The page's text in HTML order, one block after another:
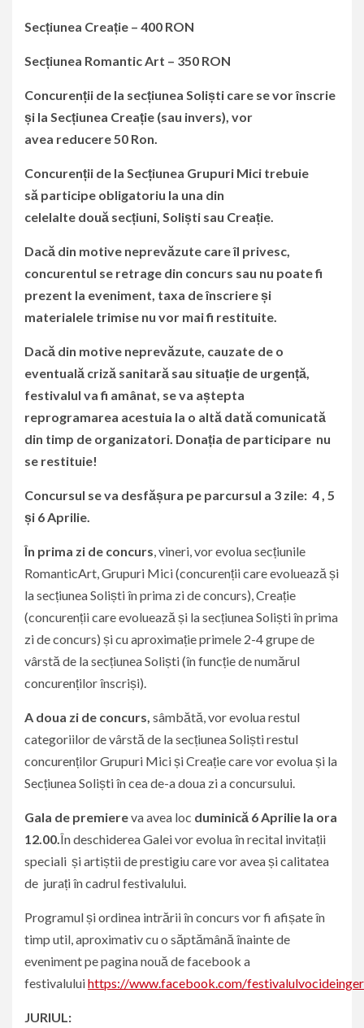
Secțiunea Creație – 400 RON
Secțiunea Romantic Art – 350 RON
Concurenții de la secțiunea Soliști care se vor înscrie
și la Secțiunea Creație (sau invers), vor
avea reducere 50 Ron.
Concurenții de la Secțiunea Grupuri Mici trebuie
să participe obligatoriu la una din
celelalte două secțiuni, Soliști sau Creație.
Dacă din motive neprevăzute care îl privesc,
concurentul se retrage din concurs sau nu poate fi
prezent la eveniment, taxa de înscriere și
materialele trimise nu vor mai fi restituite.
Dacă din motive neprevăzute, cauzate de o
eventuală criză sanitară sau situație de urgență,
festivalul va fi amânat, se va aștepta
reprogramarea acestuia la o altă dată comunicată
din timp de organizatori. Donația de participare nu
se restituie!
Concursul se va desfășura pe parcursul a 3 zile: 4 , 5
și 6 Aprilie.
În prima zi de concurs , vineri, vor evolua secțiunile
RomanticArt, Grupuri Mici (concurenții care evoluează și
la secțiunea Soliști în prima zi de concurs), Creație
(concurenții care evoluează și la secțiunea Soliști în prima
zi de concurs) și cu aproximație primele 2-4 grupe de
vârstă de la secțiunea Soliști (în funcție de numărul
concurenților înscriși).
A doua zi de concurs, sâmbătă, vor evolua restul
categoriilor de vârstă de la secțiunea Soliști restul
concurenților Grupuri Mici și Creație care vor evolua și la
Secțiunea Soliști în cea de-a doua zi a concursului.
Gala de premiereva avea loc duminică 6 Aprilie la ora
12.00. În deschiderea Galei vor evolua în recital invitații
speciali și artiștii de prestigiu care vor avea și calitatea
de jurați în cadrul festivalului.
Programul și ordinea intrării în concurs vor fi afișate în
timp util, aproximativ cu o săptămână înainte de
eveniment pe pagina nouă de facebook a
festivaluluihttps://www.facebook.com/
JURIUL: